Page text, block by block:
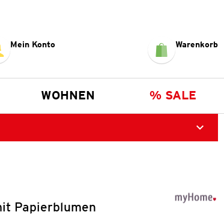
Mein Konto Warenkorb
WOHNEN % SALE
Papierblumen